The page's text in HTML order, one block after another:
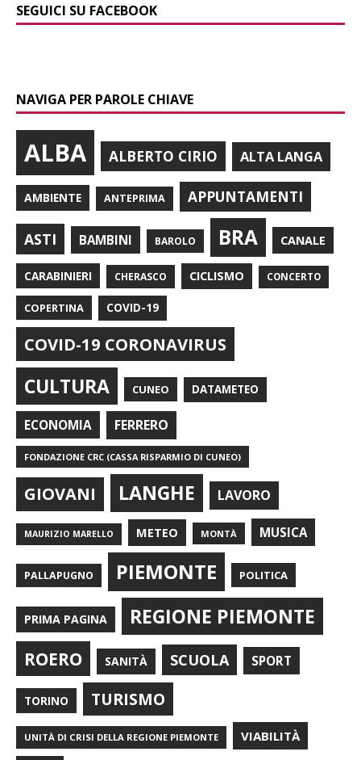
SEGUICI SU FACEBOOK
NAVIGA PER PAROLE CHIAVE
ALBA ALBERTO CIRIO ALTA LANGA
AMBIENTE ANTEPRIMA APPUNTAMENTI
ASTI BAMBINI BAROLO BRA CANALE
CARABINIERI CHERASCO CICLISMO CONCERTO
COPERTINA COVID-19
COVID-19 CORONAVIRUS
CULTURA CUNEO DATAMETEO
ECONOMIA FERRERO
FONDAZIONE CRC (CASSA RISPARMIO DI CUNEO)
GIOVANI LANGHE LAVORO
MAURIZIO MARELLO METEO MONTÀ MUSICA
PALLAPUGNO PIEMONTE POLITICA
PRIMA PAGINA REGIONE PIEMONTE
ROERO SANITÀ SCUOLA SPORT
TORINO TURISMO
UNITÀ DI CRISI DELLA REGIONE PIEMONTE VIABILITÀ